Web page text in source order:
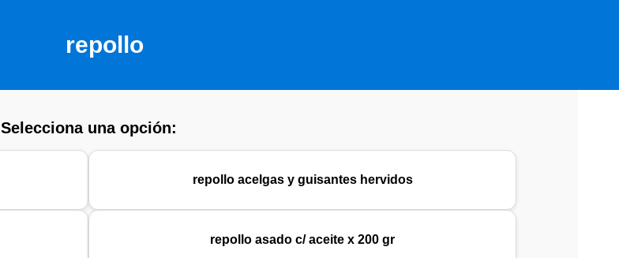
repollo
Selecciona una opción:
repollo acelgas y guisantes hervidos
repollo asado c/ aceite x 200 gr